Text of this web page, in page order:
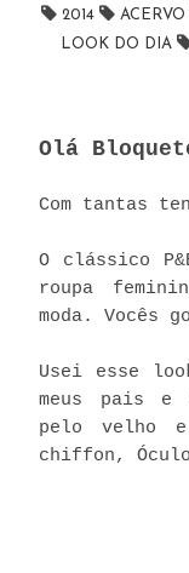
2014 ACERVO
LOOK DO DIA
Olá
Com tantas
O clássico
roupa
moda. Vocês
Usei esse
meus pais e
pelo velho
chiffon,